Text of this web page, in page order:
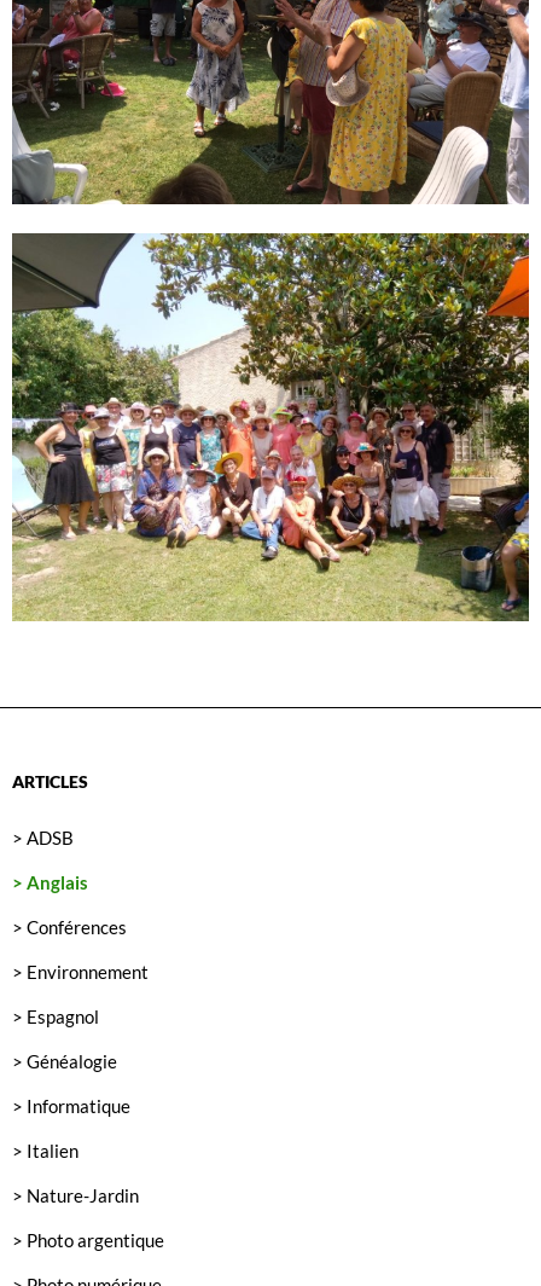
ARTICLES
> ADSB
> Anglais
> Conférences
> Environnement
> Espagnol
> Généalogie
> Informatique
> Italien
> Nature-Jardin
> Photo argentique